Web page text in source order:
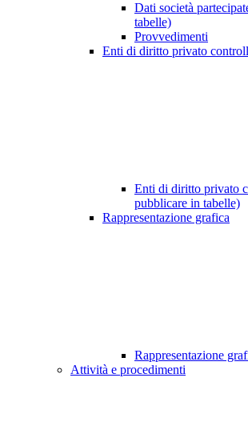
Dati società
tabelle)
Provvedimenti
Enti di diritto privato
Enti di diritto privato
pubblicare in tabelle)
Rappresentazione grafica
Rappresentazione
Attività e procedimenti